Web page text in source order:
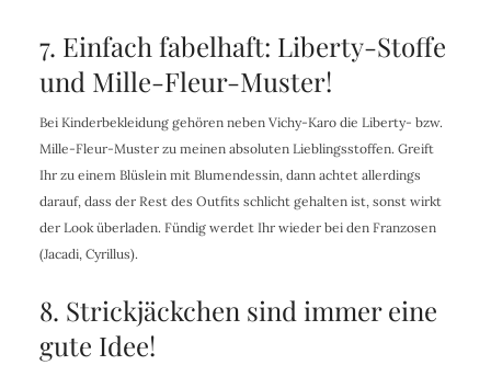
7. Einfach fabelhaft: Liberty-Stoffe
und Mille-Fleur-Muster!
Bei Kinderbekleidung gehören neben Vichy-Karo die Liberty- bzw.
Mille-Fleur-Muster zu meinen absoluten Lieblingsstoffen. Greift
Ihr zu einem Blüslein mit Blumendessin, dann achtet allerdings
darauf, dass der Rest des Outfits schlicht gehalten ist, sonst wirkt
der Look überladen. Fündig werdet Ihr wieder bei den Franzosen
(Jacadi, Cyrillus).
8. Strickjäckchen sind immer eine
gute Idee!